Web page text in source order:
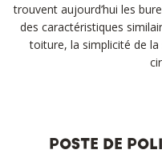
trouvent aujourd’hui les
des caractéristiques
toiture, la simplicité de
POSTE DE